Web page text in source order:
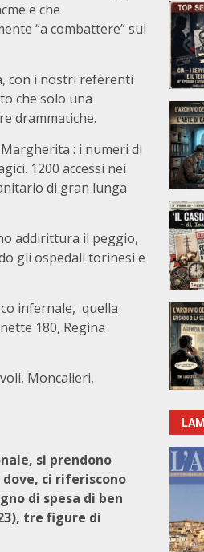
e che
“a combattere” sul
con i nostri referenti
che solo una
drammatiche.
: i numeri di
1200 accessi nei
di gran lunga
addirittura il peggio,
gli ospedali torinesi e
infernale, quella
180, Regina
Moncalieri,
si prendono
dove, ci riferiscono
di spesa di ben
tre figure di